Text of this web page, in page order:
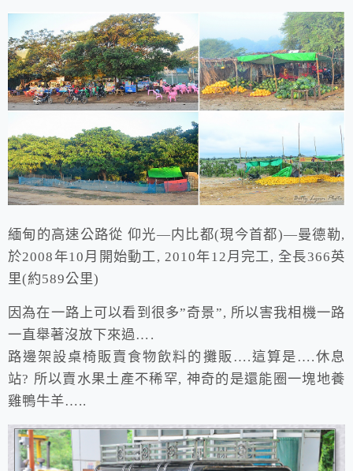
緬甸的高速公路從 仰光—内比都(現今首都)—曼德勒,
於2008年10月開始動工, 2010年12月完工, 全長366英
里(約589公里)
因為在一路上可以看到很多”奇景”, 所以害我相機一路
一直舉著沒放下來過….
路邊架設桌椅販賣食物飲料的攤販….這算是….休息
站? 所以賣水果土產不稀罕, 神奇的是還能圈一塊地養
雞鴨牛羊…..